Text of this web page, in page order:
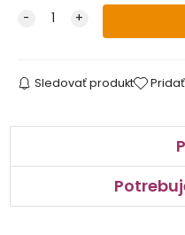
Sledovať produkt